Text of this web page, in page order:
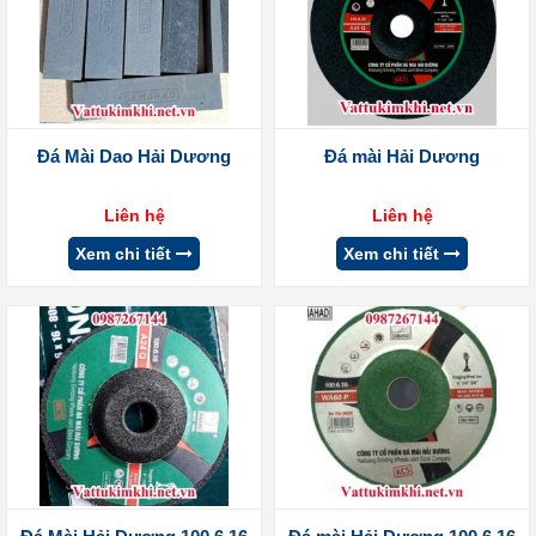
Đá Mài Dao Hải Dương
Liên hệ
Xem chi tiết
Đá mài Hải Dương
Liên hệ
Xem chi tiết